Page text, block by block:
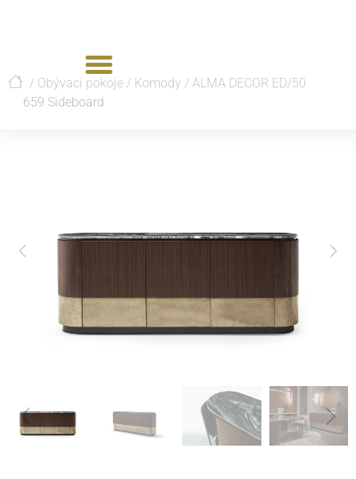
/ Obývací pokoje / Komody / ALMA DECOR ED/50
659 Sideboard